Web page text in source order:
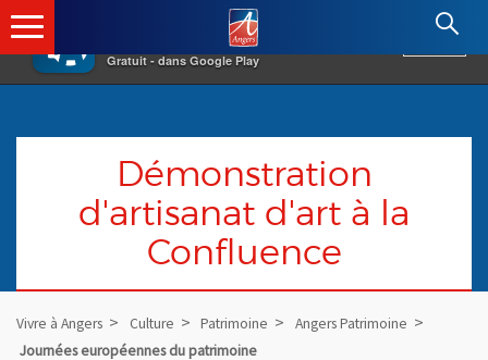
×
Gratuit - dans Google Play
Angers.fr : Retour à l'accueil
Démonstration
d'artisanat d'art à la
Confluence
Vivre à Angers Culture Patrimoine
Angers Patrimoine
Journées européennes du patrimoine